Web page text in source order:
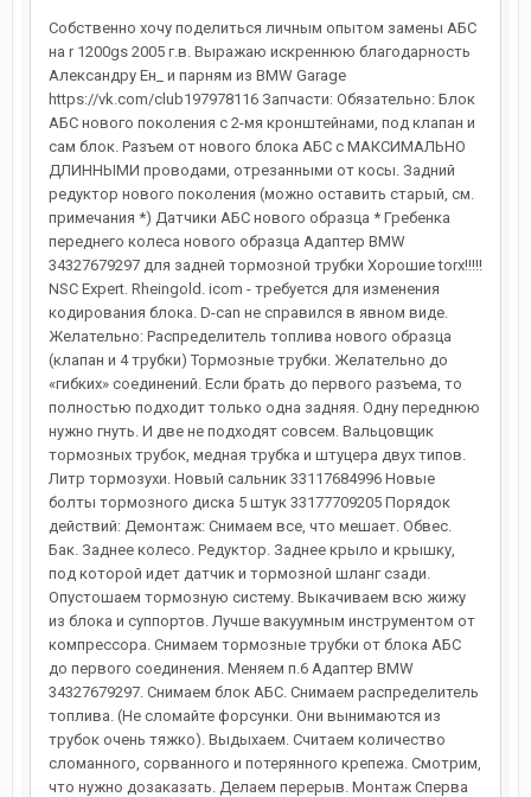
Собственно хочу поделиться личным опытом замены АБС
на r 1200gs 2005 г.в. Выражаю искреннюю благодарность
Александру Ен_ и парням из BMW Garage
https://vk.com/club197978116 Запчасти: Обязательно: Блок
АБС нового поколения с 2-мя кронштейнами, под клапан и
сам блок. Разъем от нового блока АБС с МАКСИМАЛЬНО
ДЛИННЫМИ проводами, отрезанными от косы. Задний
редуктор нового поколения (можно оставить старый, см.
примечания *) Датчики АБС нового образца * Гребенка
переднего колеса нового образца Адаптер BMW
34327679297 для задней тормозной трубки Хорошие torx!!!!!
NSC Expert. Rheingold. icom - требуется для изменения
кодирования блока. D-can не справился в явном виде.
Желательно: Распределитель топлива нового образца
(клапан и 4 трубки) Тормозные трубки. Желательно до
«гибких» соединений. Если брать до первого разъема, то
полностью подходит только одна задняя. Одну переднюю
нужно гнуть. И две не подходят совсем. Вальцовщик
тормозных трубок, медная трубка и штуцера двух типов.
Литр тормозухи. Новый сальник 33117684996 Новые
болты тормозного диска 5 штук 33177709205 Порядок
действий: Демонтаж: Снимаем все, что мешает. Обвес.
Бак. Заднее колесо. Редуктор. Заднее крыло и крышку,
под которой идет датчик и тормозной шланг сзади.
Опустошаем тормозную систему. Выкачиваем всю жижу
из блока и суппортов. Лучше вакуумным инструментом от
компрессора. Снимаем тормозные трубки от блока АБС
до первого соединения. Меняем п.6 Адаптер BMW
34327679297. Снимаем блок АБС. Снимаем распределитель
топлива. (Не сломайте форсунки. Они вынимаются из
трубок очень тяжко). Выдыхаем. Считаем количество
сломанного, сорванного и потерянного крепежа. Смотрим,
что нужно дозаказать. Делаем перерыв. Монтаж Сперва